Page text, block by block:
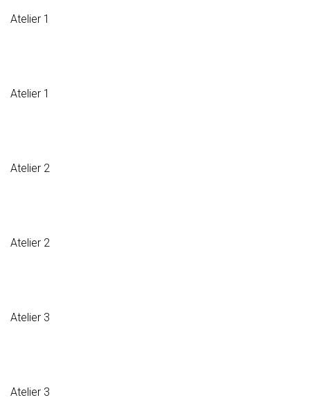
Atelier 1
Atelier 1
Atelier 2
Atelier 2
Atelier 3
Atelier 3